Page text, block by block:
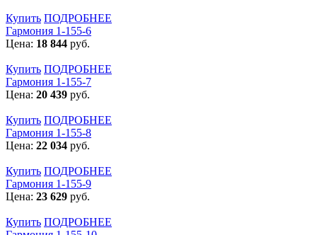
Купить ПОДРОБНЕЕ
Гармония 1-155-6
Цена: 18 844 руб.
Купить ПОДРОБНЕЕ
Гармония 1-155-7
Цена: 20 439 руб.
Купить ПОДРОБНЕЕ
Гармония 1-155-8
Цена: 22 034 руб.
Купить ПОДРОБНЕЕ
Гармония 1-155-9
Цена: 23 629 руб.
Купить ПОДРОБНЕЕ